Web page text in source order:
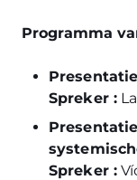
Programma
Spreker :
Spreker :